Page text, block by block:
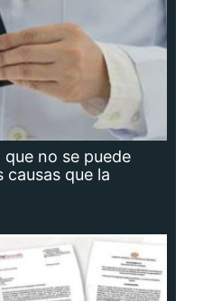
no se puede
causas que la